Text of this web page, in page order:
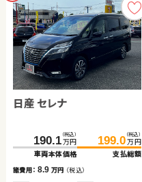
日産 セレナ
190.1 （税込）
万円
車両本体価格
199.0 （税込）
万円
支払総額
諸費用：8.9 万円 （税込）